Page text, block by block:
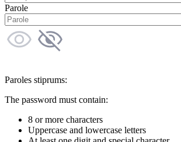
Parole
Paroles stiprums:
The password must contain:
8 or more characters
Uppercase and lowercase letters